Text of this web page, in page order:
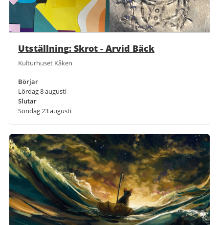
Utställning: Skrot - Arvid Bäck
Kulturhuset Kåken
Börjar
Lördag 8 augusti
Slutar
Söndag 23 augusti